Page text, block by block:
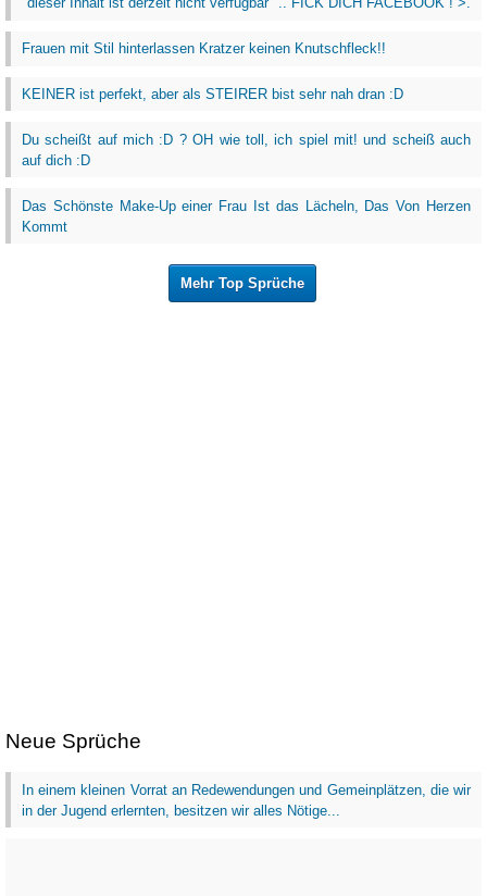
Frauen mit Stil hinterlassen Kratzer keinen Knutschfleck!!
KEINER ist perfekt, aber als STEIRER bist sehr nah dran :D
Du scheißt auf mich :D ? OH wie toll, ich spiel mit! und scheiß auch
auf dich :D
Das Schönste Make-Up einer Frau Ist das Lächeln, Das Von Herzen
Kommt
Mehr Top Sprüche
Neue Sprüche
In einem kleinen Vorrat an Redewendungen und Gemeinplätzen, die wir
in der Jugend erlernten, besitzen wir alles Nötige...